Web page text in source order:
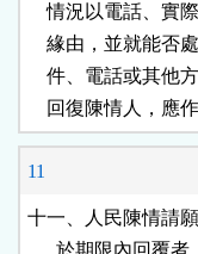
情況以電話、
緣由，並就能
件、電話或其
回復陳情人，應
11
十一、人民陳情請